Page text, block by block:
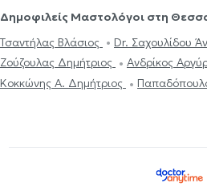
Δημοφιλείς Μαστολόγοι στη
Τσαντήλας Βλάσιος
Dr. Σαχουλίδου
Ζούζουλας Δημήτριος
Ανδρίκος
Κοκκώνης Α. Δημήτριος